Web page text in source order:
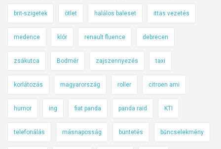
brit-szigetek ötlet halálos baleset ittas vezetés
medence klór renault fluence debrecen
zsákutca Bodmér zajszennyezés taxi
korlátozás magyarország roller citroen ami
humor ing fiat panda panda raid KTI
telefonálás másnaposság büntetés bűncselekmény